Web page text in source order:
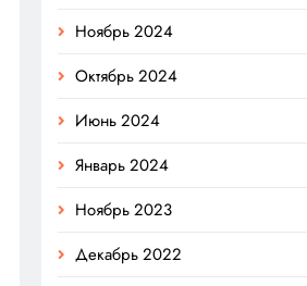
Ноябрь 2024
Октябрь 2024
Июнь 2024
Январь 2024
Ноябрь 2023
Декабрь 2022